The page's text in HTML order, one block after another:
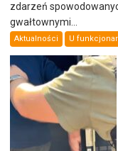
zdarzeń
gwałtownymi...
Aktualności U